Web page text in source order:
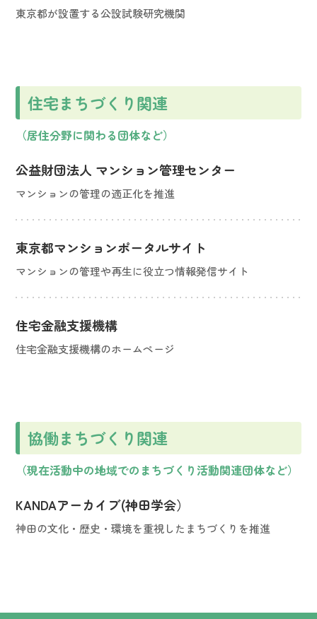
東京都が設置する公設試験研究機関
住宅まちづくり関連
（居住分野に関わる団体など）
公益財団法人 マンション管理センター
マンションの管理の適正化を推進
東京都マンションポータルサイト
マンションの管理や再生に役立つ情報発信サイト
住宅金融支援機構
住宅金融支援機構のホームページ
協働まちづくり関連
（現在活動中の地域でのまちづくり活動関連団体など）
KANDAアーカイブ(神田学会）
神田の文化・歴史・環境を重視したまちづくりを推進